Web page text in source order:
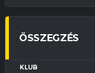
ÖSSZEGZÉS
KLUB